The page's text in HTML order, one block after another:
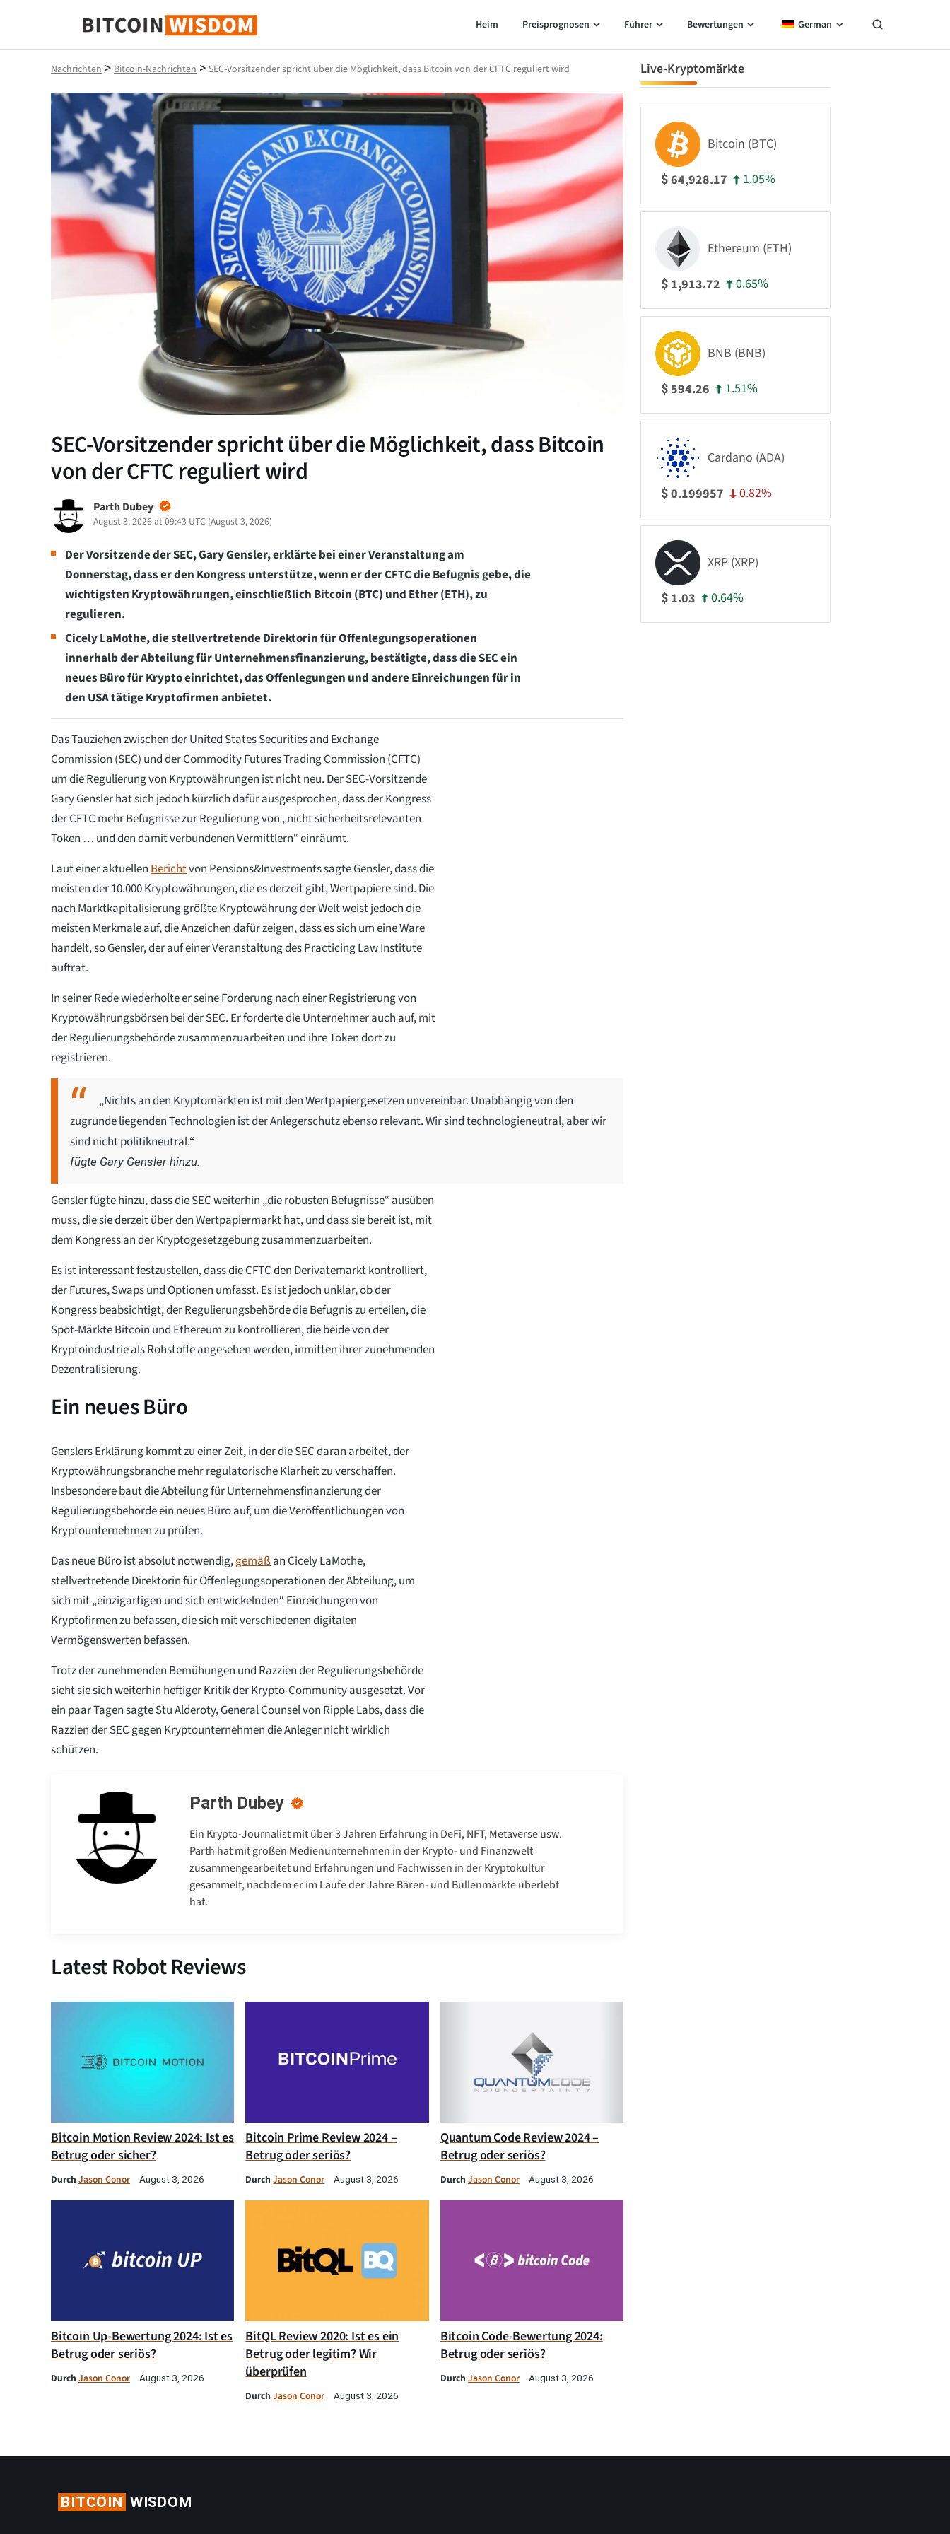
Bitcoin-Weisheit
Heim Preisprognosen Führer Bewertungen German
Nachrichten > Bitcoin-Nachrichten > SEC-Vorsitzender spricht über die Möglichkeit, dass Bitcoin von der CFTC reguliert wird
SEC-Vorsitzender spricht über die Möglichkeit, dass Bitcoin
von der CFTC reguliert wird
Parth Dubey
August 3, 2026 at 09:43 UTC (August 3, 2026)
Der Vorsitzende der SEC, Gary Gensler, erklärte bei einer Veranstaltung am
Donnerstag, dass er den Kongress unterstütze, wenn er der CFTC die Befugnis gebe, die
wichtigsten Kryptowährungen, einschließlich Bitcoin (BTC) und Ether (ETH), zu
regulieren.
Cicely LaMothe, die stellvertretende Direktorin für Offenlegungsoperationen
innerhalb der Abteilung für Unternehmensfinanzierung, bestätigte, dass die SEC ein
neues Büro für Krypto einrichtet, das Offenlegungen und andere Einreichungen für in
den USA tätige Kryptofirmen anbietet.
Das Tauziehen zwischen der United States Securities and Exchange
Commission (SEC) und der Commodity Futures Trading Commission (CFTC)
um die Regulierung von Kryptowährungen ist nicht neu. Der SEC-Vorsitzende
Gary Gensler hat sich jedoch kürzlich dafür ausgesprochen, dass der Kongress
der CFTC mehr Befugnisse zur Regulierung von „nicht sicherheitsrelevanten
Token … und den damit verbundenen Vermittlern“ einräumt.
Laut einer aktuellen Berichtvon Pensions&Investments sagte Gensler, dass die
meisten der 10.000 Kryptowährungen, die es derzeit gibt, Wertpapiere sind. Die
nach Marktkapitalisierung größte Kryptowährung der Welt weist jedoch die
meisten Merkmale auf, die Anzeichen dafür zeigen, dass es sich um eine Ware
handelt, so Gensler, der auf einer Veranstaltung des Practicing Law Institute
auftrat.
In seiner Rede wiederholte er seine Forderung nach einer Registrierung von
Kryptowährungsbörsen bei der SEC. Er forderte die Unternehmer auch auf, mit
der Regulierungsbehörde zusammenzuarbeiten und ihre Token dort zu
registrieren.
„Nichts an den Kryptomärkten ist mit den Wertpapiergesetzen unvereinbar. Unabhängig von den
zugrunde liegenden Technologien ist der Anlegerschutz ebenso relevant. Wir sind technologieneutral, aber wir
sind nicht politikneutral.“
fügte Gary Gensler hinzu.
Gensler fügte hinzu, dass die SEC weiterhin „die robusten Befugnisse“ ausüben
muss, die sie derzeit über den Wertpapiermarkt hat, und dass sie bereit ist, mit
dem Kongress an der Kryptogesetzgebung zusammenzuarbeiten.
Es ist interessant festzustellen, dass die CFTC den Derivatemarkt kontrolliert,
der Futures, Swaps und Optionen umfasst. Es ist jedoch unklar, ob der
Kongress beabsichtigt, der Regulierungsbehörde die Befugnis zu erteilen, die
Spot-Märkte Bitcoin und Ethereum zu kontrollieren, die beide von der
Kryptoindustrie als Rohstoffe angesehen werden, inmitten ihrer zunehmenden
Dezentralisierung.
Ein neues Büro
Genslers Erklärung kommt zu einer Zeit, in der die SEC daran arbeitet, der
Kryptowährungsbranche mehr regulatorische Klarheit zu verschaffen.
Insbesondere baut die Abteilung für Unternehmensfinanzierung der
Regulierungsbehörde ein neues Büro auf, um die Veröffentlichungen von
Kryptounternehmen zu prüfen.
Das neue Büro ist absolut notwendig,gemäßan Cicely LaMothe,
stellvertretende Direktorin für Offenlegungsoperationen der Abteilung, um
sich mit „einzigartigen und sich entwickelnden“ Einreichungen von
Kryptofirmen zu befassen, die sich mit verschiedenen digitalen
Vermögenswerten befassen.
Trotz der zunehmenden Bemühungen und Razzien der Regulierungsbehörde
sieht sie sich weiterhin heftiger Kritik der Krypto-Community ausgesetzt. Vor
ein paar Tagen sagte Stu Alderoty, General Counsel von Ripple Labs, dass die
Razzien der SEC gegen Kryptounternehmen die Anleger nicht wirklich
schützen.
Parth Dubey
Ein Krypto-Journalist mit über 3 Jahren Erfahrung in DeFi, NFT, Metaverse usw.
Parth hat mit großen Medienunternehmen in der Krypto- und Finanzwelt
zusammengearbeitet und Erfahrungen und Fachwissen in der Kryptokultur
gesammelt, nachdem er im Laufe der Jahre Bären- und Bullenmärkte überlebt
hat.
Latest Robot Reviews
Bitcoin Motion Review 2024: Ist es
Betrug oder sicher?
Durch Jason Conor August 3, 2026
Bitcoin Prime Review 2024 –
Betrug oder seriös?
DurchJason Conor August 3, 2026
Quantum Code Review 2024 –
Betrug oder seriös?
Durch Jason Conor August 3, 2026
Bitcoin Up-Bewertung 2024: Ist es
Betrug oder seriös?
Durch Jason Conor August 3, 2026
BitQL Review 2020: Ist es ein
Betrug oder legitim? Wir
überprüfen
DurchJason Conor August 3, 2026
Bitcoin Code-Bewertung 2024:
Betrug oder seriös?
Durch Jason Conor August 3, 2026
Live-Kryptomärkte
Bitcoin (BTC)
$64,928.17 1.05%
Ethereum (ETH)
$ 1,913.72 0.65%
BNB (BNB)
$594.26 1.51%
Cardano (ADA)
$0.199957 0.82%
XRP (XRP)
$ 1.03 0.64%
BITCOIN WISDOM